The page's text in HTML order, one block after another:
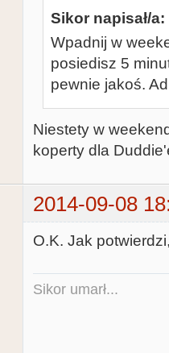
Sikor napisał/a:
Wpadnij w
posiedisz 5
pewnie jakoś.
Niestety w
koperty dla
2014-09-08
O.K. Jak
Sikor umarł...